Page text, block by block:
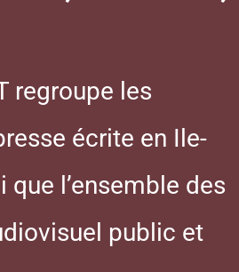
regroupe les
écrite en Ile-
que l’ensemble des
public et